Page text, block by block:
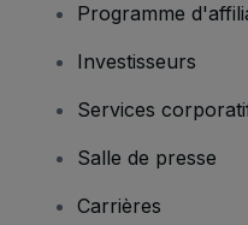
Programme
Investisseurs
Services
Salle de presse
Carrières